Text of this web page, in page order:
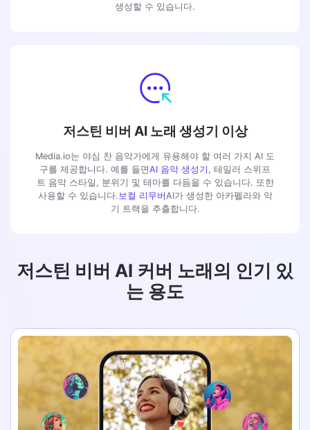
생성할 수 있습니다.
저스틴 비버 AI 노래 생성기 이상
Media.io는 야심 찬 음악가에게 유용해야 할 여러 가지 AI 도
구를 제공합니다. 예를 들면AI 음악 생성기 , 테일러 스위프
트 음악 스타일, 분위기 및 테마를 다듬을 수 있습니다. 또한
사용할 수 있습니다. 보컬 리무버 AI가 생성한 아카펠라와 악
기 트랙을 추출합니다.
저스틴 비버 AI 커버 노래의 인기 있
는 용도